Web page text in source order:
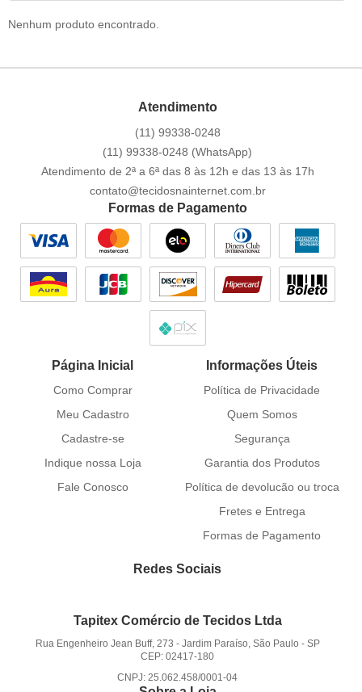
Nenhum produto encontrado.
Atendimento
(11) 99338-0248
(11) 99338-0248 (WhatsApp)
Atendimento de 2ª a 6ª das 8 às 12h e das 13 às 17h
contato@tecidosnainternet.com.br
Formas de Pagamento
Página Inicial
Como Comprar
Meu Cadastro
Cadastre-se
Indique nossa Loja
Fale Conosco
Informações Úteis
Política de Privacidade
Quem Somos
Segurança
Garantia dos Produtos
Política de devolucão ou troca
Fretes e Entrega
Formas de Pagamento
Redes Sociais
Tapitex Comércio de Tecidos Ltda
Rua Engenheiro Jean Buff, 273 - Jardim Paraíso, São Paulo - SP
CEP: 02417-180
CNPJ: 25.062.458/0001-04